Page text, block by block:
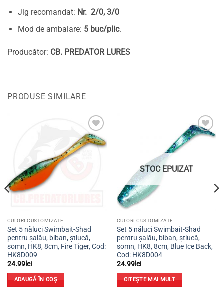
Jig recomandat: Nr. 2/0, 3/0
Mod de ambalare: 5 buc/plic.
Producător: CB. PREDATOR LURES
PRODUSE SIMILARE
Adaugă
la
favorite
CULORI CUSTOMIZATE
Set 5 năluci Swimbait-Shad
pentru șalău, biban, știucă,
somn, HK8, 8cm, Fire Tiger, Cod:
HK8D009
24.99lei
ADAUGĂ ÎN COȘ
Adaugă
STOC EPUIZAT
CULORI CUSTOMIZATE
Set 5 năluci Swimbait-Shad
pentru șalău, biban, știucă,
somn, HK8, 8cm, Blue Ice Back,
Cod: HK8D004
24.99lei
CITEȘTE MAI MULT